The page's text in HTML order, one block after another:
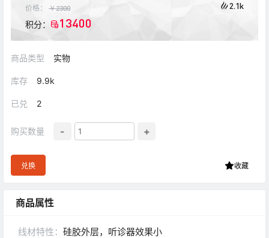
价格： ￥2300
积分： 13400
2.1k
商品类型 实物
库存 9.9k
已兑 2
购买数量 - +
兑换 收藏
商品属性
线材特性： 硅胶外层，听诊器效果小